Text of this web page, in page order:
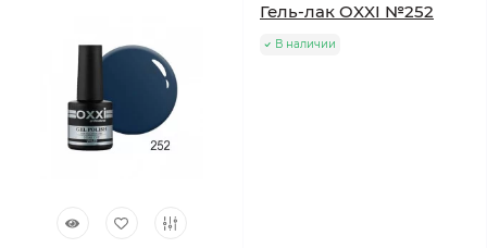
Гель-лак OXXI №252
В наличии